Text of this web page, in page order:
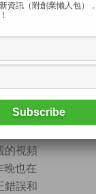
除粗口
審核
局有
持續保
會繼
的視頻
晚也在
錯誤和
資訊（附創業懶人包）